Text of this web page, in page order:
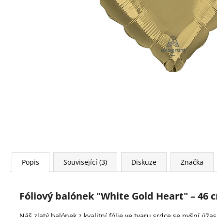
Popis Související (3) Diskuze Značka
Fóliový balónek "White Gold Heart" – 46
FÓLIOVÝ BALÓN - ČÍSLICE 4 - ČERNÁ 88